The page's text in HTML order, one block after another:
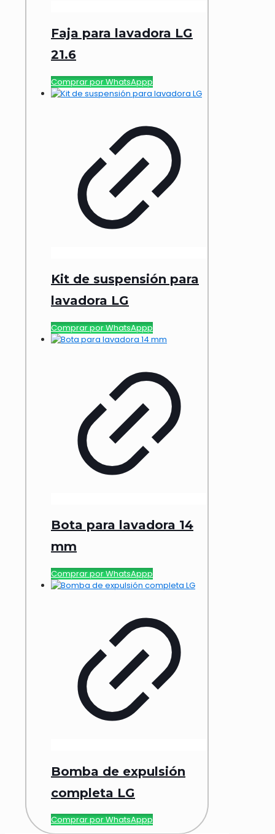
Faja para lavadora LG
21.6
Comprar por WhatsAppp
Kit de suspensión para
lavadora LG
Comprar por WhatsAppp
Bota para lavadora 14
mm
Comprar por WhatsAppp
Bomba de expulsión
completa LG
Comprar por WhatsAppp